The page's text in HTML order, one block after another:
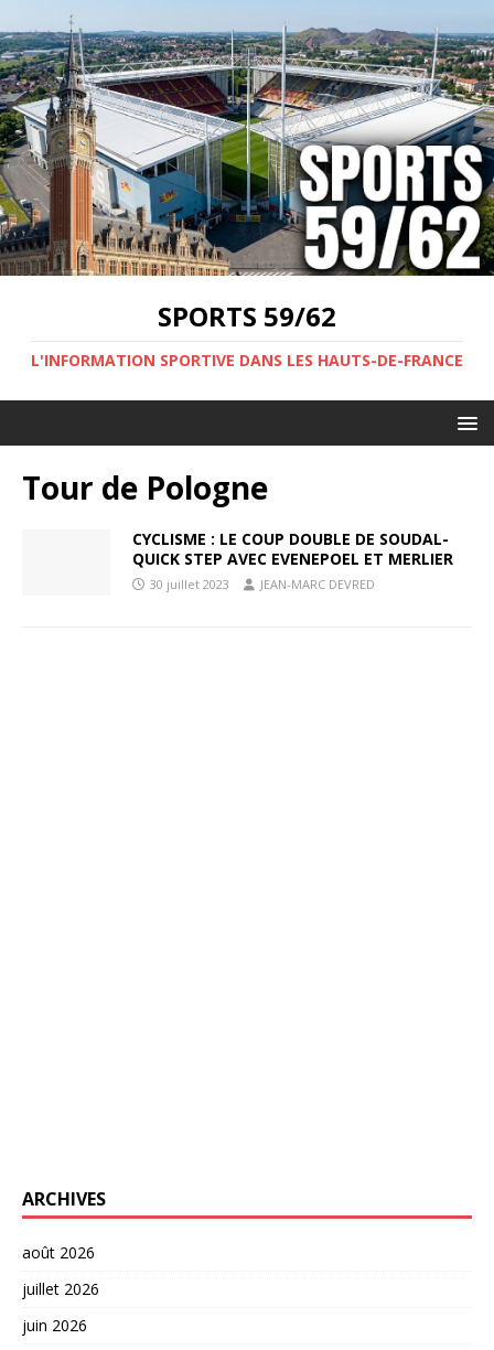
SPORTS 59/62
L'INFORMATION SPORTIVE DANS LES HAUTS-DE-FRANCE
Tour de Pologne
CYCLISME : LE COUP DOUBLE DE SOUDAL-
QUICK STEP AVEC EVENEPOEL ET MERLIER
30 juillet 2023 JEAN-MARC DEVRED
ARCHIVES
août 2026
juillet 2026
juin 2026